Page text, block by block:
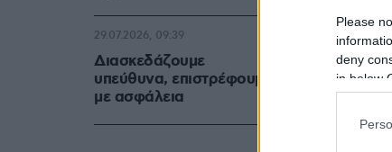
Please
deny
in below
Διασκεδάζουμε
υπεύθυνα, επιστρέφουμε
με ασφάλεια
29.07.2026, 09:39